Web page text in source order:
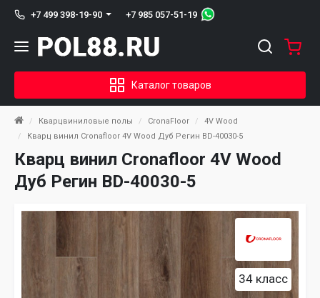
+7 499 398-19-90 +7 985 057-51-19
Каталог товаров
Кварцвиниловые полы CronaFloor
4V Wood
Кварц винил Cronafloor 4V Wood Дуб Регин BD-40030-5
Кварц винил Cronafloor 4V Wood
Дуб Регин BD-40030-5
34 класс